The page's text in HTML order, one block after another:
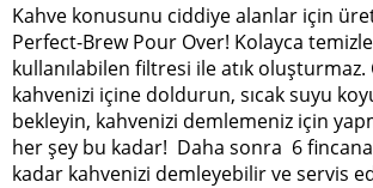
Kahve konusunu ciddiye alanlar için
Perfect-Brew Pour Over! Kolayca
kullanılabilen filtresi ile atık oluşturmaz.
kahvenizi içine doldurun, sıcak suyu
bekleyin, kahvenizi demlemeniz için
her şey bu kadar! Daha sonra 6
kadar kahvenizi demleyebilir ve servis